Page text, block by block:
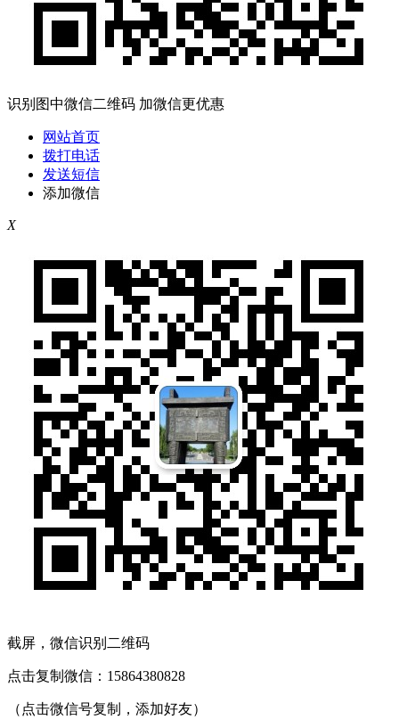
识别图中微信二维码 加微信更优惠
网站首页
拨打电话
发送短信
添加微信
X
截屏，微信识别二维码
点击复制微信：15864380828
（点击微信号复制，添加好友）